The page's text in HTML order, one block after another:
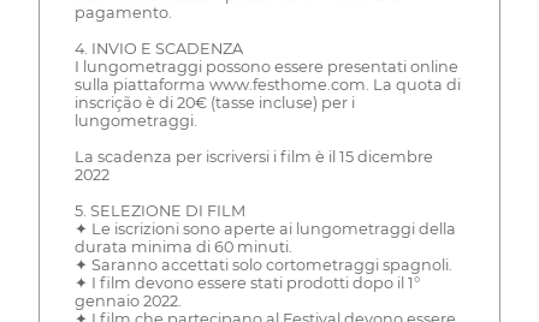
pagamento.
4. INVIO E SCADENZA
I lungometraggi possono essere presentati online
sulla piattaforma www.festhome.com. La quota di
inscrição è di 20€ (tasse incluse) per i
lungometraggi.
La scadenza per iscriversi i film è il 15 dicembre
2022
5. SELEZIONE DI FILM
✦ Le iscrizioni sono aperte ai lungometraggi della
durata minima di 60 minuti.
✦ Saranno accettati solo cortometraggi spagnoli.
✦ I film devono essere stati prodotti dopo il 1°
gennaio 2022.